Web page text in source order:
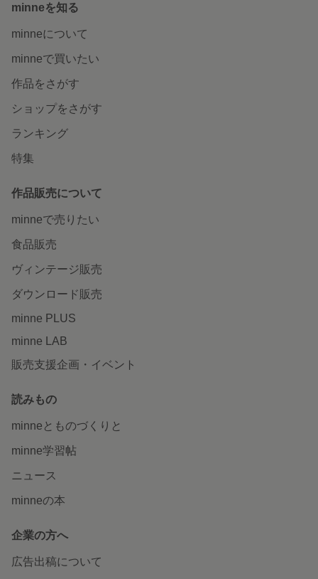
minneを知る
minneについて
minneで買いたい
作品をさがす
ショップをさがす
ランキング
特集
作品販売について
minneで売りたい
食品販売
ヴィンテージ販売
ダウンロード販売
minne PLUS
minne LAB
販売支援企画・イベント
読みもの
minneとものづくりと
minne学習帖
ニュース
minneの本
企業の方へ
広告出稿について